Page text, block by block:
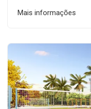
Mais informações